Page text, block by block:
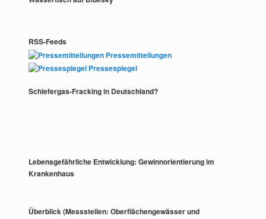
RSS-Feeds
Pressemitteilungen
Pressespiegel
Schiefergas-Fracking in Deutschland?
Lebensgefährliche Entwicklung: Gewinnorientierung im
Krankenhaus
Überblick (Messstellen: Oberflächengewässer und